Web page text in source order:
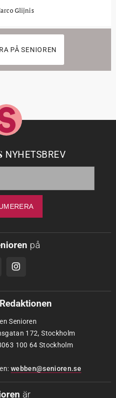
Glijnis
PÅ SENIOREN
NYHETSBREV
på
Redaktionen
Senioren
172, Stockholm
100 64 Stockholm
webben@senioren.se
är